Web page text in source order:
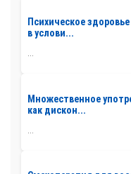
Психическое
в услови...
Множественное
как дискон...